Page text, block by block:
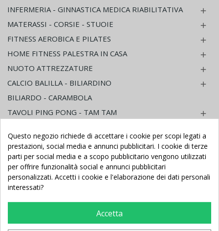
INFERMERIA - GINNASTICA MEDICA RIABILITATIVA 
MATERASSI - CORSIE - STUOIE 
FITNESS AEROBICA E PILATES 
HOME FITNESS PALESTRA IN CASA 
NUOTO ATTREZZATURE 
CALCIO BALILLA - BILIARDINO 
BILIARDO - CARAMBOLA
TAVOLI PING PONG - TAM TAM

PROTEZIONI ANTINFORTUNISTICHE PER ESTERNO
GIOCHI ASILO NIDO - SCUOLA INFANZIA 
ARREDO ASILO NIDO - SCUOLA INFANZIA
TRIBUNE IMPIANTI SPORTIVI
Tags
Questo negozio richiede di accettare i cookie per scopi legati a
prestazioni, social media e annunci pubblicitari. I cookie di terze
parti per social media e a scopo pubblicitario vengono utilizzati
per offrire funzionalità social e annunci pubblicitari
personalizzati. Accetti i cookie e l'elaborazione dei dati personali
interessati?
Accetta